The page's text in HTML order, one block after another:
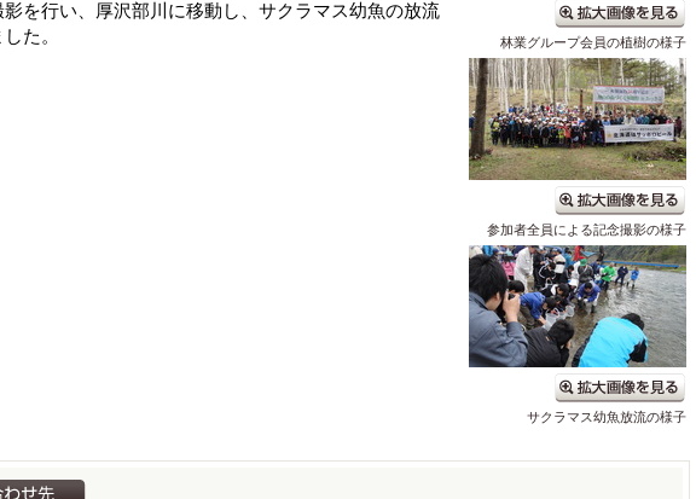
を行い、厚沢部川に移動し、サクラマス幼魚の放流
た。
林業グループ会員の植樹の様子
参加者全員による記念撮影の様子
サクラマス幼魚放流の様子